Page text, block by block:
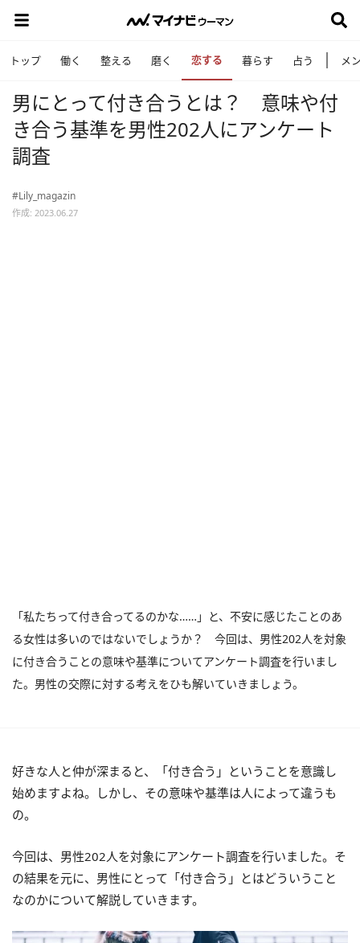
トップ 働く 整える 磨く 恋する 暮らす 占う メ
男にとって付き合うとは？ 意味や付
き合う基準を男性202人にアンケート
調査
#Lily_magazin
作成: 2023.06.27
「私たちって付き合ってるのかな……」と、不安に感じたことのあ
る女性は多いのではないでしょうか？ 今回は、男性202人を対象
に付き合うことの意味や基準についてアンケート調査を行いまし
た。男性の交際に対する考えをひも解いていきましょう。
好きな人と仲が深まると、「付き合う」ということを意識し
始めますよね。しかし、その意味や基準は人によって違うも
の。
今回は、男性202人を対象にアンケート調査を行いました。そ
の結果を元に、男性にとって「付き合う」とはどういうこと
なのかについて解説していきます。